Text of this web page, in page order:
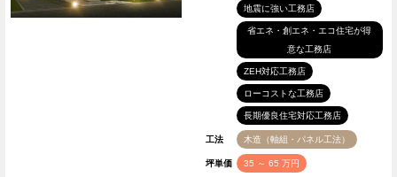
地震に強い工務店
省エネ・創エネ・エコ住宅が得
意な工務店
ZEH対応工務店
ローコストな工務店
長期優良住宅対応工務店
工法 木造（軸組・パネル工法）
坪単価 35 ～ 65 万円